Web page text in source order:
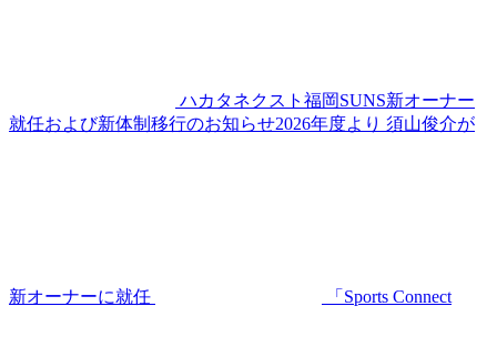
ハカタネクスト福岡SUNS新オーナー
就任および新体制移行のお知らせ2026年度より 須山俊介が
新オーナーに就任 「Sports Connect